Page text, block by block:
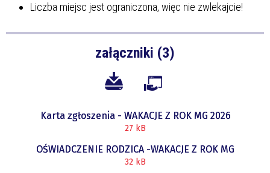
Liczba miejsc jest ograniczona, więc nie zwlekajcie!
załączniki (3)
Karta zgłoszenia - WAKACJE Z ROK MG 2026
27 kB
OŚWIADCZENIE RODZICA -WAKACJE Z ROK MG
32 kB